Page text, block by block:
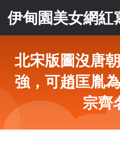
伊甸園美女網紅
北宋版圖沒唐
強，可趙匡胤
宗齊